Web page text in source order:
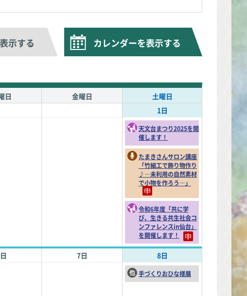
示する カレンダーを表示する
日 金曜日
土曜日
1日
天文台まつり2025を開
催します！
たまきさんサロン講座
「竹細工で飾り物作り
♪―未利用の自然素材
で小物を作ろう―」
令和6年度「共に学
び、生きる共生社会コ
ンファレンスin仙台」
を開催します！
7日 8日
手づくりおひな様展